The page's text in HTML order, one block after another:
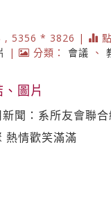
, 5356 * 3826 |
| 分類： 會議 、
圖片
新聞：系所友會聯
熱情歡笑滿滿